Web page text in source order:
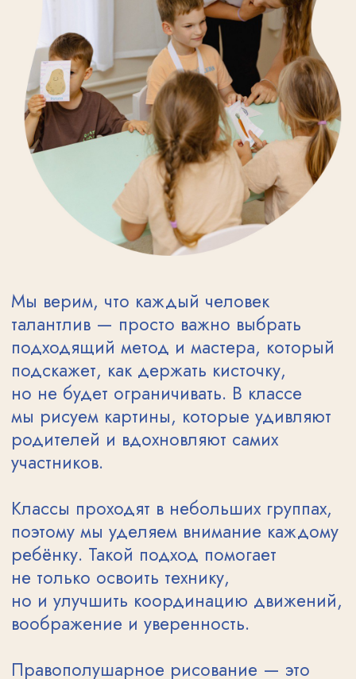
18:00 – 18:50
Четверг (6−7 лет)
Мария
Дружинина
ОСТАВИТЬ ЗАЯВКУ
ПОЗВОНИТЬ: +7 (966) 123 80 16
НЕ НАШЛИ НУЖНОЕ
ВРЕМЯ — ОСТАВЬТЕ